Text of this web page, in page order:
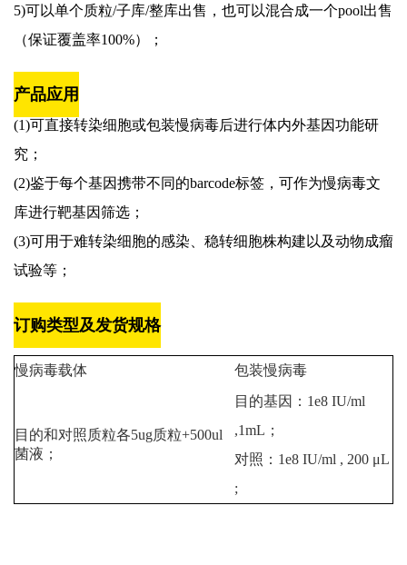
5)可以单个质粒/子库/整库出售，也可以混合成一个pool出售
（保证覆盖率100%）；
产品应用
(1)可直接转染细胞或包装慢病毒后进行体内外基因功能研
究；
(2)鉴于每个基因携带不同的barcode标签，可作为慢病毒文
库进行靶基因筛选；
(3)可用于难转染细胞的感染、稳转细胞株构建以及动物成瘤
试验等；
订购类型及发货规格
慢病毒载体 包装慢病毒
目的和对照质粒各5ug质粒+500ul
菌液；
目的基因：1e8 IU/ml
,1mL；
对照：1e8 IU/ml , 200 μL
;